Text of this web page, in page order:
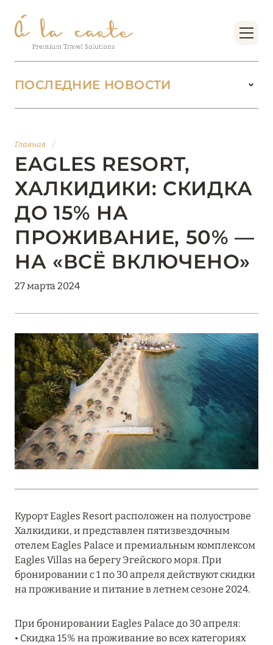
Главная /
EAGLES RESORT,
ХАЛКИДИКИ: СКИДКА
ДО 15% НА
ПРОЖИВАНИЕ, 50% —
НА «ВСЁ ВКЛЮЧЕНО»
27 марта 2024
ПОСЛЕДНИЕ НОВОСТИ
БУТИК-КУРОРТЫ МАЛЬДИВСКИХ ОСТРОВОВ
Подробнее
01 июня 2026
JUMEIRAH OLHAHALI ISLAND MALDIVES: ВАШ
ОАЗИС ТЕПЛА И ИЗЫСКАННОСТИ
THE ST. REGIS MALDIVES VOMMULI:
МАНИФЕСТ ЭСТЕТИКИ В САМОМ СЕРДЦЕ
ОКЕАНА
Подробнее
27 апреля 2026
ПОЛНАЯ ПЕРЕЗАГРУЗКА: JUMEIRAH BALI,
ПРЯМОЙ ПЕРЕЛЁТ
20 марта 2026
MARCH GRAND ESCAPE: ПРЕДЛОЖЕНИЕ ОТ Á
LA CARTE PREMIUM ПО ОТЕЛЮ WALDORF
ASTORIA MALDIVES ITHAAFUSHI, МАЛЬДИВЫ
Курорт Eagles Resort расположен на полуострове
Халкидики, и представлен пятизвездочным
отелем Eagles Palace и премиальным комплексом
Eagles Villas на берегу Эгейского моря. При
бронировании с 1 по 30 апреля действуют скидки
на проживание и питание в летнем сезоне 2024.
При бронировании Eagles Palace до 30 апреля:
• Скидка 15% на проживание во всех категориях